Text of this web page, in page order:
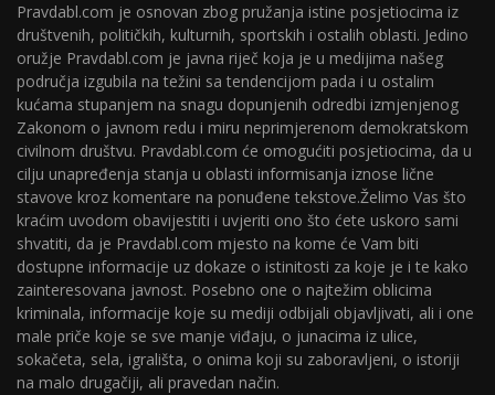
Pravdabl.com je osnovan zbog pružanja istine posjetiocima iz
društvenih, političkih, kulturnih, sportskih i ostalih oblasti. Jedino
oružje Pravdabl.com je javna riječ koja je u medijima našeg
područja izgubila na težini sa tendencijom pada i u ostalim
kućama stupanjem na snagu dopunjenih odredbi izmjenjenog
Zakonom o javnom redu i miru neprimjerenom demokratskom
civilnom društvu. Pravdabl.com će omogućiti posjetiocima, da u
cilju unapređenja stanja u oblasti informisanja iznose lične
stavove kroz komentare na ponuđene tekstove.Želimo Vas što
kraćim uvodom obavijestiti i uvjeriti ono što ćete uskoro sami
shvatiti, da je Pravdabl.com mjesto na kome će Vam biti
dostupne informacije uz dokaze o istinitosti za koje je i te kako
zainteresovana javnost. Posebno one o najtežim oblicima
kriminala, informacije koje su mediji odbijali objavljivati, ali i one
male priče koje se sve manje viđaju, o junacima iz ulice,
sokačeta, sela, igrališta, o onima koji su zaboravljeni, o istoriji
na malo drugačiji, ali pravedan način.